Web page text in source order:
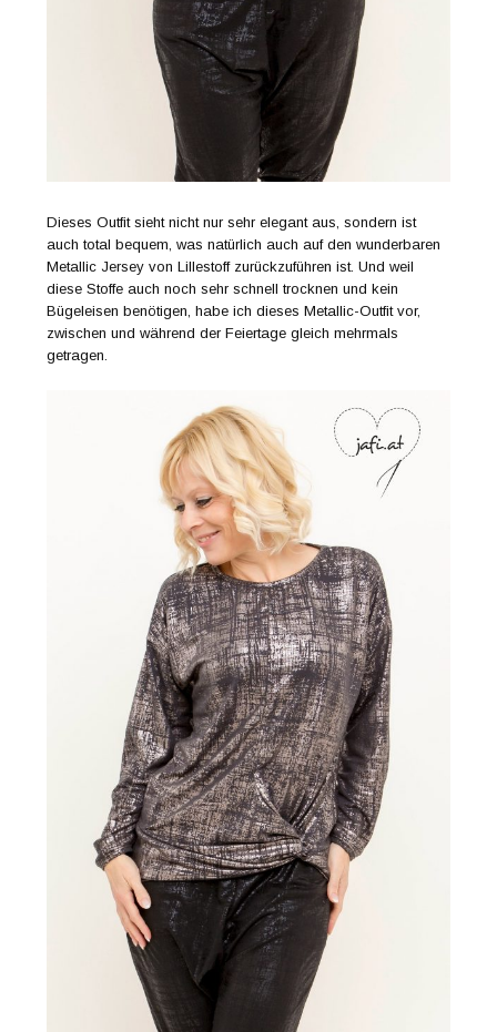
Dieses Outfit sieht nicht nur sehr elegant aus, sondern ist
auch total bequem, was natürlich auch auf den wunderbaren
Metallic Jersey von Lillestoff zurückzuführen ist. Und weil
diese Stoffe auch noch sehr schnell trocknen und kein
Bügeleisen benötigen, habe ich dieses Metallic-Outfit vor,
zwischen und während der Feiertage gleich mehrmals
getragen.